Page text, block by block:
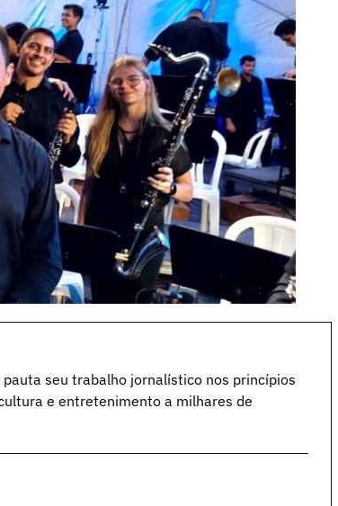
seu trabalho jornalístico nos princípios
e entretenimento a milhares de